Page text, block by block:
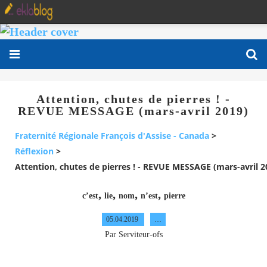
Attention, chutes de pierres ! -
REVUE MESSAGE (mars-avril 2019)
Fraternité Régionale François d'Assise - Canada >
Réflexion >
Attention, chutes de pierres ! - REVUE MESSAGE (mars-avril
c’est, lie, nom, n’est, pierre
05.04.2019
Par Serviteur-ofs